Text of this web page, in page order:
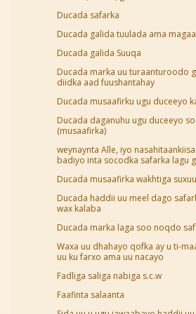
Ducada safarka
Ducada galida tuulada ama
Ducada galida Suuqa
Ducada marka uu turaanturoodo
diidka aad fuushantahay
Ducada musaafirku ugu duceeyo
Ducada daganuhu ugu duceeyo
(musaafirka)
weynaynta Alle, iyo
badiyo inta socodka safarka lagu
Ducada musaafirka wakhtiga
Ducada haddii uu meel dago
wax kalaba
Ducada marka laga soo noqdo
Waxa uu dhahayo qofka ay u ti-
uu ku farxo ama uu nacayo
Fadliga saliga nabiga s.c.w
Faafinta salaanta